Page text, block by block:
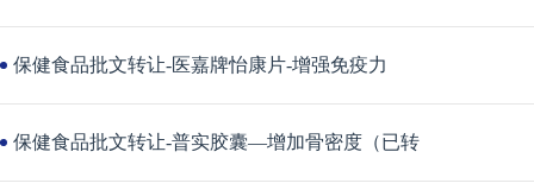
保健食品批文转让-医嘉牌怡康片-增强免疫力
保健食品批文转让-普实胶囊—增加骨密度（已转